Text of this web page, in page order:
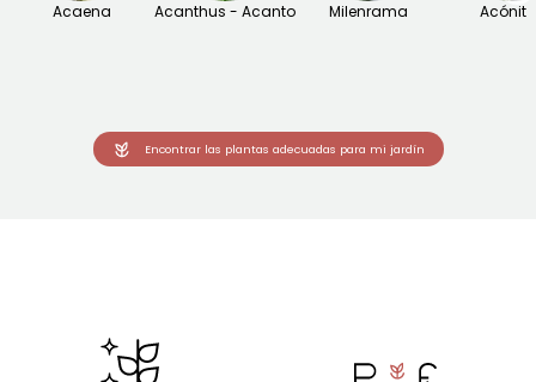
Acaena Acanthus - Acanto Milenrama
Encontrar las plantas adecuadas para mi jardín